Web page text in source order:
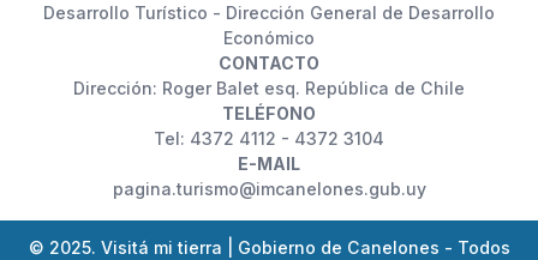
Desarrollo Turístico - Dirección General de Desarrollo
Económico
CONTACTO
Dirección: Roger Balet esq. República de Chile
TELÉFONO
Tel: 4372 4112 - 4372 3104
E-MAIL
pagina.turismo@imcanelones.gub.uy
© 2025. Visitá mi tierra | Gobierno de Canelones - Todos